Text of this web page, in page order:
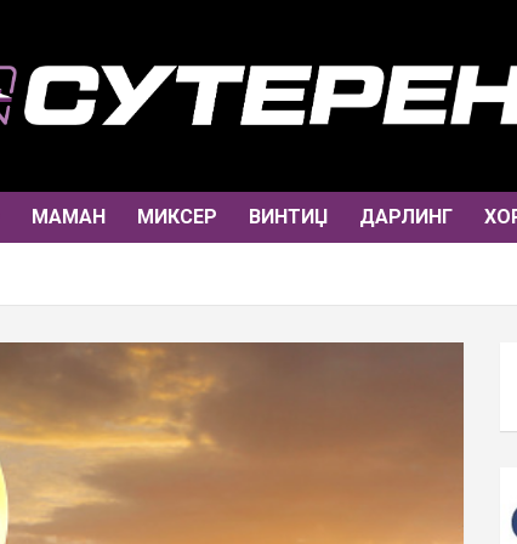
МАМАН МИКСЕР ВИНТИЏ ДАРЛИНГ